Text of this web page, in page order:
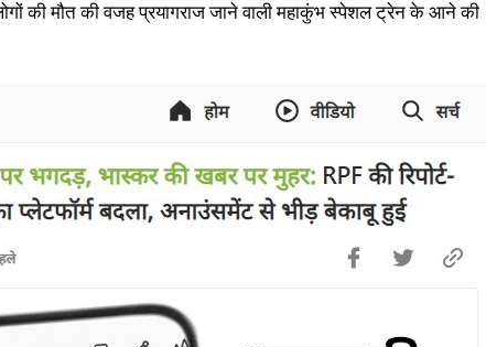
की मौत की वजह प्रयागराज जाने वाली महाकुंभ स्पेशल ट्रेन के आने की